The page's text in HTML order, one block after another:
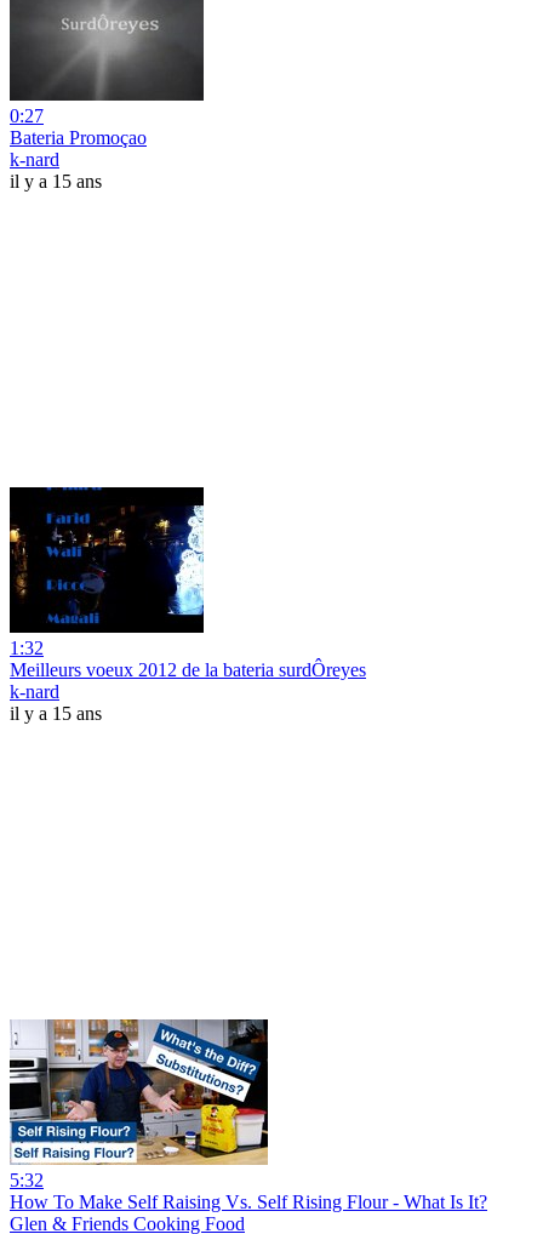
0:27
Bateria Promoçao
k-nard
il y a 15 ans
1:32
Meilleurs voeux 2012 de la bateria surdÔreyes
k-nard
il y a 15 ans
5:32
How To Make Self Raising Vs. Self Rising Flour - What Is It?
Glen & Friends Cooking Food